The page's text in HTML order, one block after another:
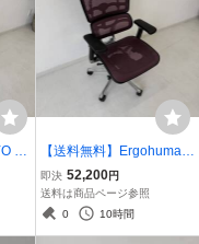
コ
カ
付
：
【送料無料】Ergohuman
エルゴヒューマンプロ ハ
イバックデスクチェア ■
管理番号：D-05-95
即決 52,200円
送料は商品ページ参照
0
10時間